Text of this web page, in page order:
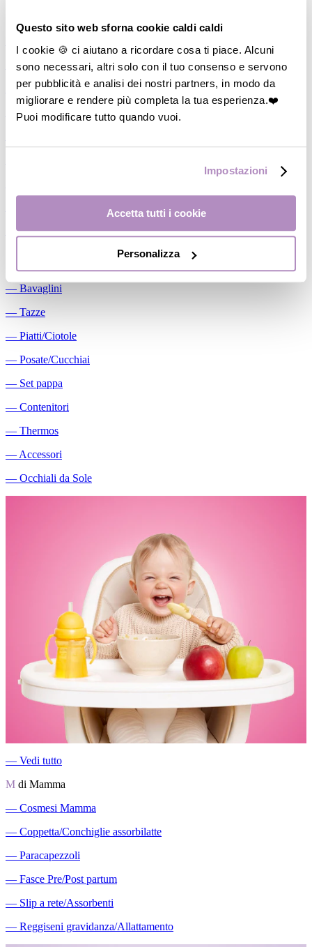
Questo sito web sforna cookie caldi caldi
I cookie 🍪 ci aiutano a ricordare cosa ti piace. Alcuni
sono necessari, altri solo con il tuo consenso e servono
per pubblicità e analisi dei nostri partners, in modo da
migliorare e rendere più completa la tua esperienza.❤️
Puoi modificare tutto quando vuoi.
Impostazioni
Accetta tutti i cookie
Personalizza
―
Cuscini allattamento
―Biberon
―
Tettarelle
―Succhietti
Conservalatte Materno
―Massaggiagengive
― Bavaglini
― Tazze
― Piatti/Ciotole
― Posate/Cucchiai
― Set pappa
― Contenitori
― Thermos
― Accessori
― Occhiali da Sole
― Vedi tutto
M di Mamma
― Cosmesi Mamma
― Coppetta/Conchiglie assorbilatte
― Paracapezzoli
― Fasce Pre/Post partum
― Slip a rete/Assorbenti
― Reggiseni gravidanza/Allattamento